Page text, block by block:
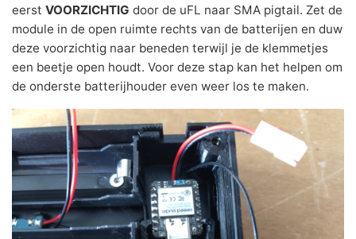
eerst VOORZICHTIG door de uFL naar SMA pigtail. Zet de
module in de open ruimte rechts van de batterijen en duw
deze voorzichtig naar beneden terwijl je de klemmetjes
een beetje open houdt. Voor deze stap kan het helpen om
de onderste batterijhouder even weer los te maken.